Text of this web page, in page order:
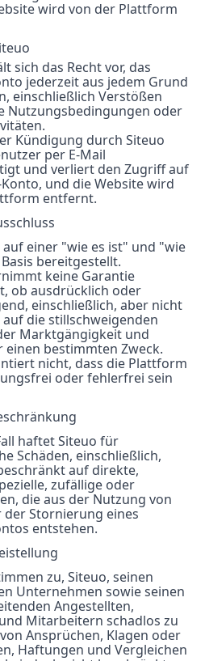
wird von der Plattform
sich das Recht vor, das
jederzeit aus jedem Grund
einschließlich Verstößen
Nutzungsbedingungen oder
Kündigung durch Siteuo
per E-Mail
und verliert den Zugriff auf
und die Website wird
entfernt.
einer "wie es ist" und "wie
bereitgestellt.
keine Garantie
ob ausdrücklich oder
einschließlich, aber nicht
die stillschweigenden
Marktgängigkeit und
einen bestimmten Zweck.
nicht, dass die Plattform
oder fehlerfrei sein
haftet Siteuo für
Schäden, einschließlich,
auf direkte,
zufällige oder
die aus der Nutzung von
der Stornierung eines
entstehen.
zu, Siteuo, seinen
Unternehmen sowie seinen
Angestellten,
Mitarbeitern schadlos zu
Ansprüchen, Klagen oder
Haftungen und Vergleichen